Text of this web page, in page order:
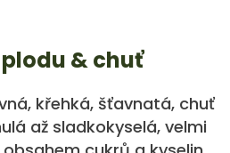
& chuť
křehká, šťavnatá, chuť
až sladkokyselá, velmi